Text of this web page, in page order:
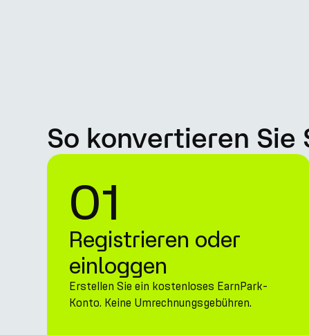
So konvertieren
01
Registrieren oder
einloggen
Erstellen Sie ein kostenloses EarnPark-
Konto. Keine Umrechnungsgebühren.